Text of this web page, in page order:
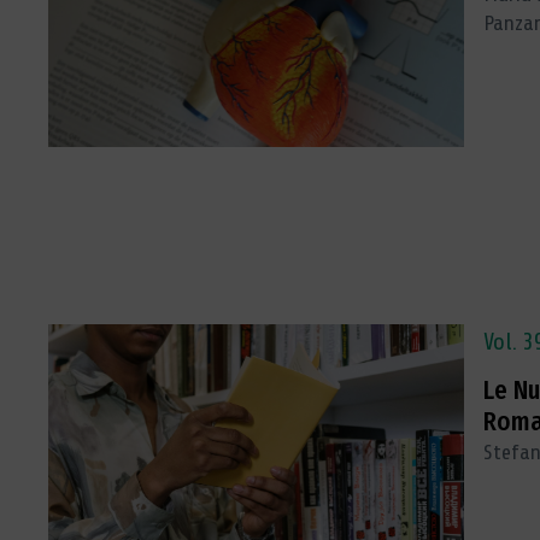
archivio per le pergamene
Dal disordine all'Ambrogino
Lavorare in archivio, tra prosa e
Vol.
Le